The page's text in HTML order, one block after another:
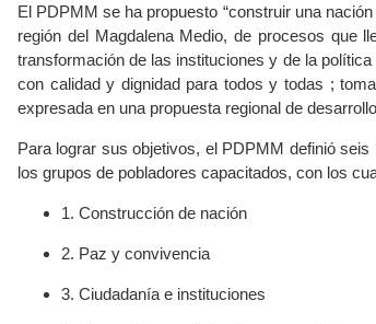
El PDPMM se ha propuesto “construir una
región del Magdalena Medio, de procesos que
transformación de las instituciones y de la
con calidad y dignidad para todos y todas ;
expresada en una propuesta regional de
Para lograr sus objetivos, el PDPMM definió
los grupos de pobladores capacitados, con los
1. Construcción de nación
2. Paz y convivencia
3. Ciudadanía e instituciones